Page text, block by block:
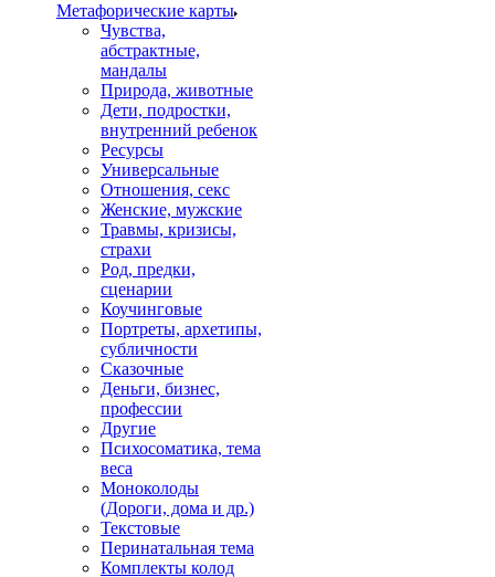
Mетафорические карты
Чувства,
абстрактные,
мандалы
Природа, животные
Дети, подростки,
внутренний ребенок
Ресурсы
Универсальные
Отношения, секс
Женские, мужские
Травмы, кризисы,
страхи
Род, предки,
сценарии
Коучинговые
Портреты, архетипы,
субличности
Сказочные
Деньги, бизнес,
профессии
Другие
Психосоматика, тема
веса
Моноколоды
(Дороги, дома и др.)
Текстовые
Перинатальная тема
Комплекты колод